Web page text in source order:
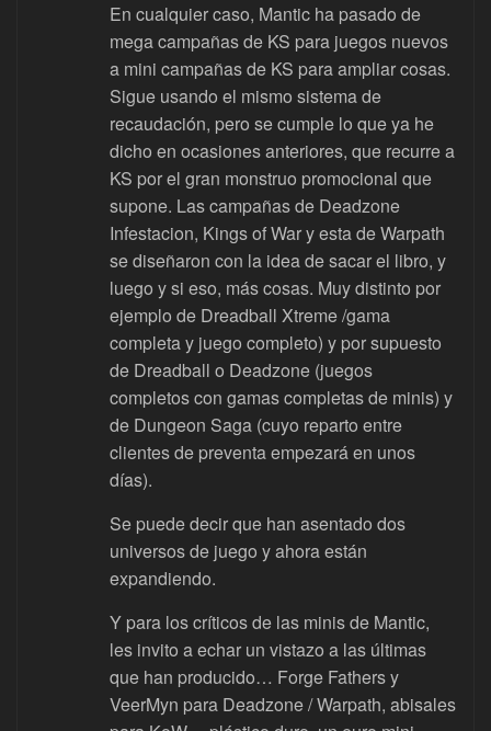
En cualquier caso, Mantic ha pasado de
mega campañas de KS para juegos nuevos
a mini campañas de KS para ampliar cosas.
Sigue usando el mismo sistema de
recaudación, pero se cumple lo que ya he
dicho en ocasiones anteriores, que recurre a
KS por el gran monstruo promocional que
supone. Las campañas de Deadzone
Infestacion, Kings of War y esta de Warpath
se diseñaron con la idea de sacar el libro, y
luego y si eso, más cosas. Muy distinto por
ejemplo de Dreadball Xtreme /gama
completa y juego completo) y por supuesto
de Dreadball o Deadzone (juegos
completos con gamas completas de minis) y
de Dungeon Saga (cuyo reparto entre
clientes de preventa empezará en unos
días).
Se puede decir que han asentado dos
universos de juego y ahora están
expandiendo.
Y para los críticos de las minis de Mantic,
les invito a echar un vistazo a las últimas
que han producido… Forge Fathers y
VeerMyn para Deadzone / Warpath, abisales